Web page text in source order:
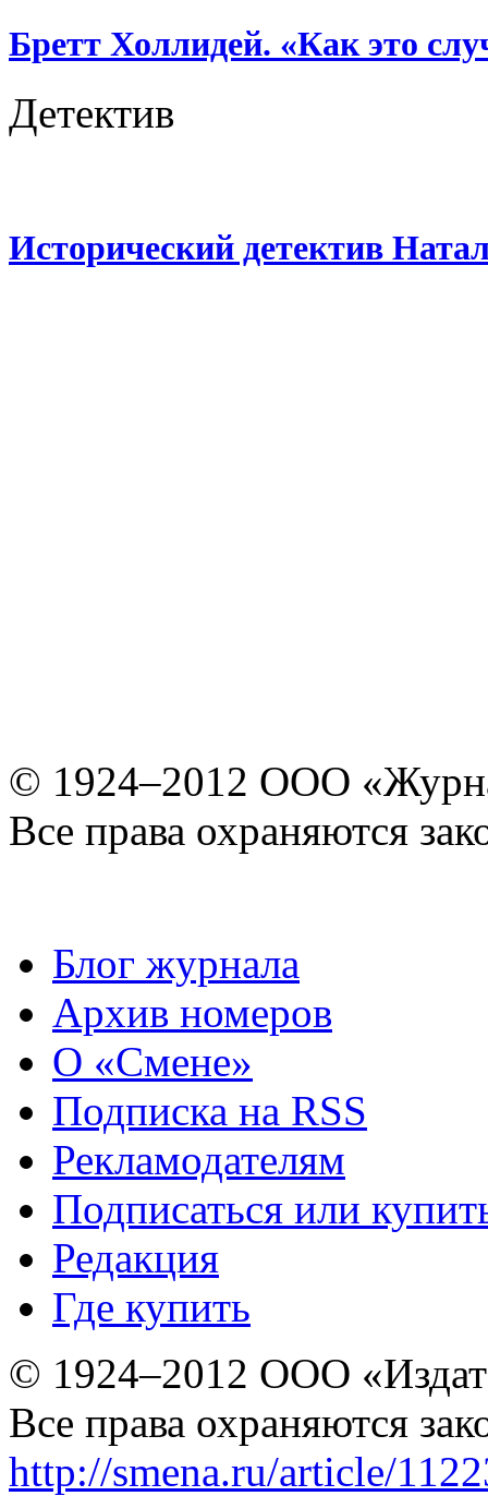
Бретт Холлидей. «Как это
Детектив
Исторический детектив
© 1924–2012 ООО
Все права охраняются
Блог журнала
Архив номеров
О «Смене»
Подписка на RSS
Рекламодателям
Подписаться или
Редакция
Где купить
© 1924–2012 ООО
Все права охраняются
http://smena.ru/article/